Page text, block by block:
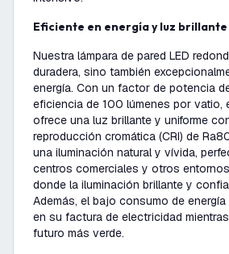
Eficiente en energía y luz brillante
Nuestra lámpara de pared LED
duradera, sino también
energía. Con un factor de potencia
eficiencia de 100 lúmenes por vatio,
ofrece una luz brillante y uniforme
reproducción cromática (CRI) de
una iluminación natural y vívida,
centros comerciales y otros
donde la iluminación brillante y
Además, el bajo consumo de
en su factura de electricidad
futuro más verde.